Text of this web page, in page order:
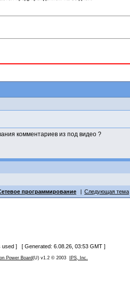
комментариев из под видео ?
программирование
Следующая тема
] [ Generated: 6.08.26, 03:53 GMT ]
Power Board(U) v1.2 © 2003 IPS, Inc.